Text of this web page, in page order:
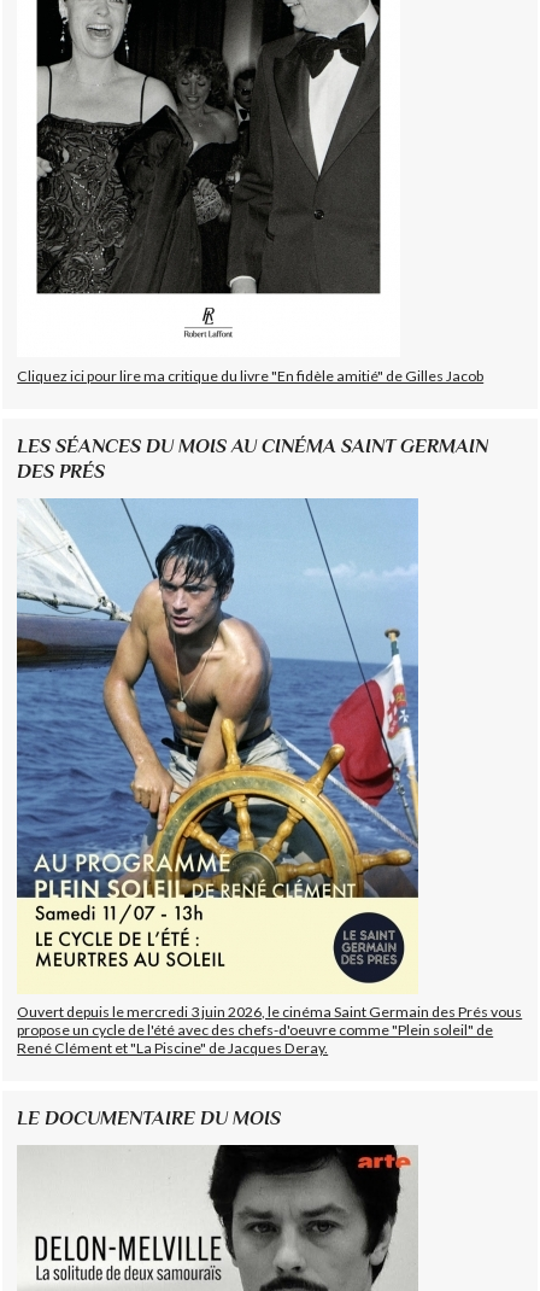
Cliquez ici pour lire ma critique du livre "En fidèle amitié" de Gilles Jacob
LES SÉANCES DU MOIS AU CINÉMA SAINT GERMAIN
DES PRÉS
Ouvert depuis le mercredi 3 juin 2026, le cinéma Saint Germain des Prés vous
propose un cycle de l'été avec des chefs-d'oeuvre comme "Plein soleil" de
René Clément et "La Piscine" de Jacques Deray.
LE DOCUMENTAIRE DU MOIS